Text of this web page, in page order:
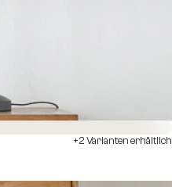
+2 Varianten erhältlich